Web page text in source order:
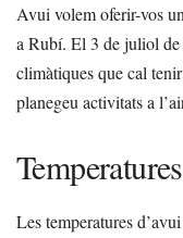
Avui volem oferir-vos
a Rubí. El 3 de juliol de
climàtiques que cal
planegeu activitats a
Temperatures
Les temperatures